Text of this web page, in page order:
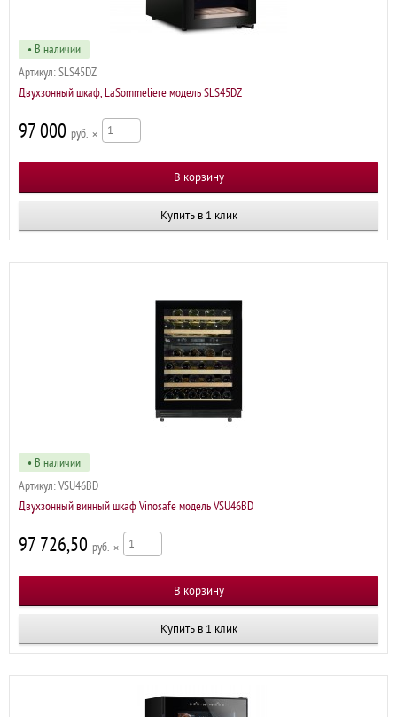
• В наличии
Артикул: SLS45DZ
Двухзонный шкаф, LaSommeliere модель SLS45DZ
97 000 р ×
Купить в 1 клик
• В наличии
Артикул: VSU46BD
Двухзонный винный шкаф Vinosafe модель VSU46BD
97 726,50 р ×
Купить в 1 клик